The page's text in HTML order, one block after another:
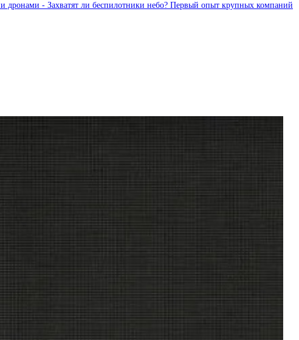
дронами - Захватят ли беспилотники небо? Первый опыт крупных компаний